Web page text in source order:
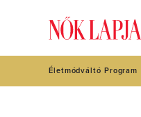
Életmódváltó Program